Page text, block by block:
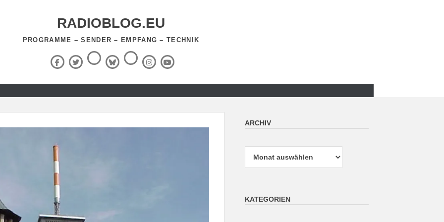
RADIOBLOG.EU
PROGRAMME – SENDER – EMPFANG – TECHNIK
Facebook
X
(Twitter)
ThreadsBlueSky
RSS-
Feed InstagramYouTube
ARCHIV
KATEGORIEN